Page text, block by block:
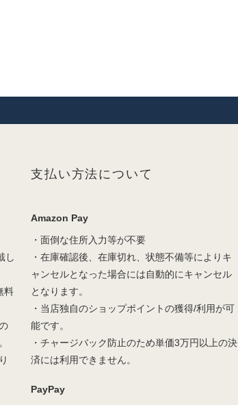
し
料
支払い方法について
Amazon Pay
・面倒な住所入力等が不要
・在庫確認後、在庫切れ、状態不備等によりキ
ャンセルとなった場合には自動的にキャンセル
となります。
・当店独自のショップポイントの獲得/利用が可
能です。
・チャージバック防止のため単価3万円以上の決
済には利用できません。
PayPay